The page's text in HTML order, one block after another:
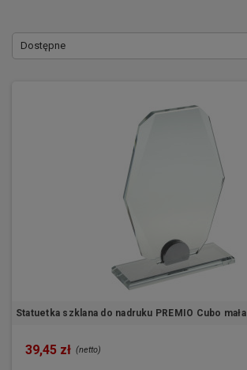
Dostępne
Statuetka szklana do nadruku PREMIO Cubo mała
39,45 zł (netto)